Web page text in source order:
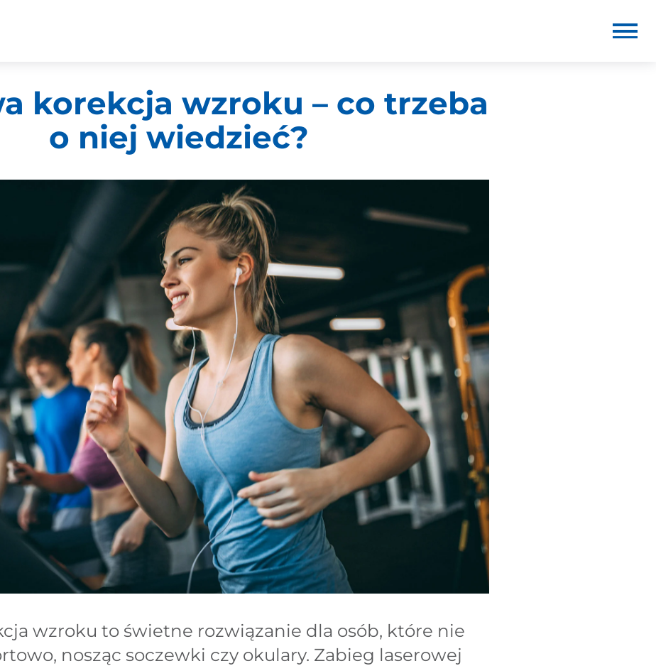
korekcja wzroku – co trzeba
o niej wiedzieć?
wzroku to świetne rozwiązanie dla osób, które nie
nosząc soczewki czy okulary. Zabieg laserowej